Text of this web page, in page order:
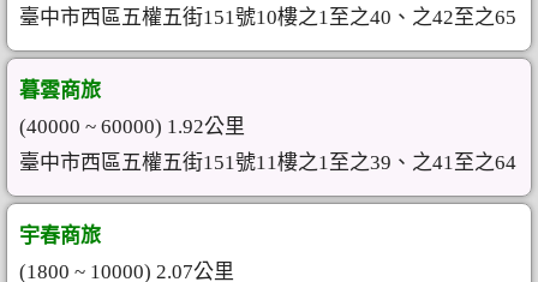
臺中市西區五權五街151號10樓之1至之40、之42至之65
暮雲商旅
(40000 ~ 60000) 1.92公里
臺中市西區五權五街151號11樓之1至之39、之41至之64
宇春商旅
(1800 ~ 10000) 2.07公里